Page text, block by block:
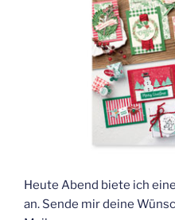
Heute Abend biete ich
an. Sende mir deine